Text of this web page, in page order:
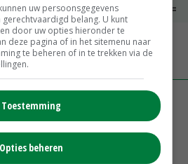
€ 48,00~
MARKTPRIJZEN
meer balans’
vraag naar geitenzuivel blijft
uw persoonsgegevens
belang. U kunt
door uw opties hieronder te
deze pagina of in het sitemenu naar
te beheren of in te trekken via de
Toestemming
Opties beheren